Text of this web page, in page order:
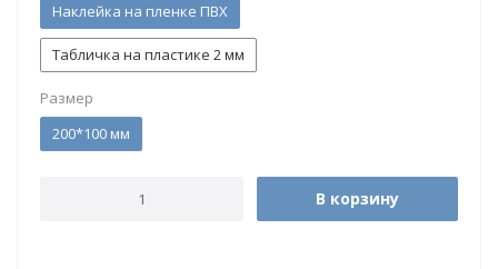
Наклейка на пленке ПВХ
Табличка на пластике 2 мм
Размер
200*100 мм
В корзину